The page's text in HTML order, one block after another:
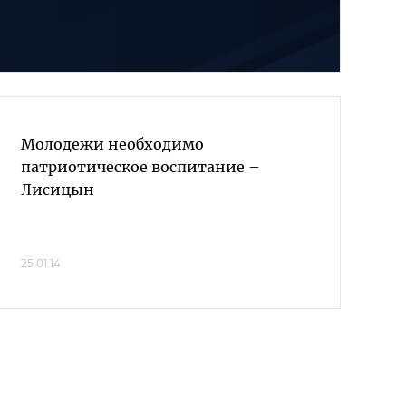
Молодежи необходимо
патриотическое воспитание –
Лисицын
25.01.14